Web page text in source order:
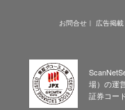
お問合せ 広告掲載
場）の運
証券コー